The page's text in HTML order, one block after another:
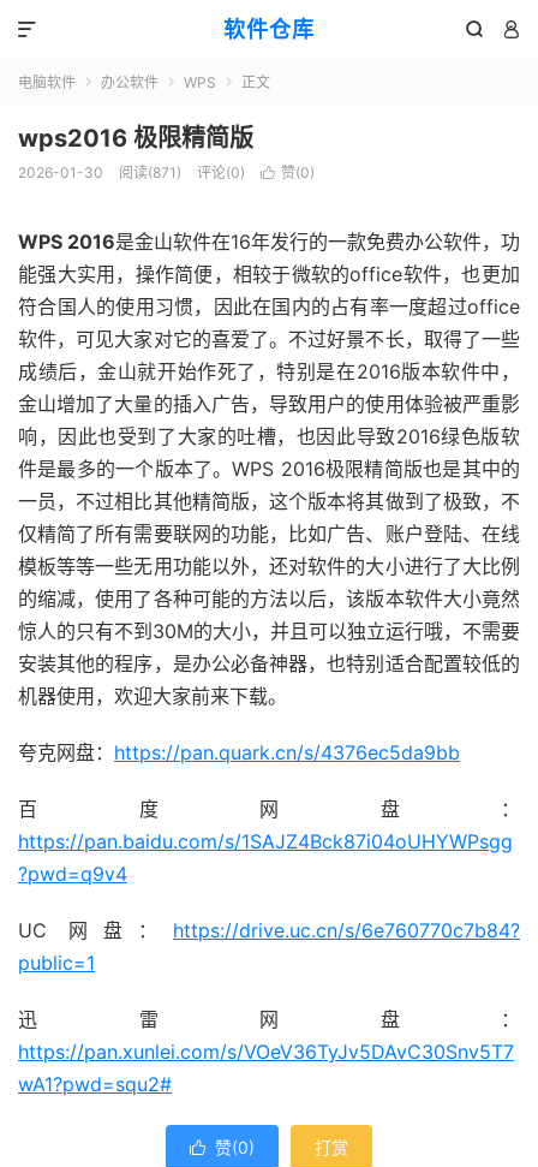
软件仓库  

电脑软件  办公软件  WPS  正文
wps2016 极限精简版
2026-01-30 阅读(871) 评论(0)  赞(0)
WPS 2016是金山软件在16年发行的一款免费办公软件，功
能强大实用，操作简便，相较于微软的office软件，也更加
符合国人的使用习惯，因此在国内的占有率一度超过office
软件，可见大家对它的喜爱了。不过好景不长，取得了一些
成绩后，金山就开始作死了，特别是在2016版本软件中，
金山增加了大量的插入广告，导致用户的使用体验被严重影
响，因此也受到了大家的吐槽，也因此导致2016绿色版软
件是最多的一个版本了。WPS 2016极限精简版也是其中的
一员，不过相比其他精简版，这个版本将其做到了极致，不
仅精简了所有需要联网的功能，比如广告、账户登陆、在线
模板等等一些无用功能以外，还对软件的大小进行了大比例
的缩减，使用了各种可能的方法以后，该版本软件大小竟然
惊人的只有不到30M的大小，并且可以独立运行哦，不需要
安装其他的程序，是办公必备神器，也特别适合配置较低的
机器使用，欢迎大家前来下载。
夸克网盘： https://pan.quark.cn/s/4376ec5da9bb
百度网盘：
https://pan.baidu.com/s/1SAJZ4Bck87i04oUHYWPsgg
?pwd=q9v4
UC 网盘： https://drive.uc.cn/s/6e760770c7b84?
public=1
迅雷网盘：
https://pan.xunlei.com/s/VOeV36TyJv5DAvC30Snv5T7
wA1?pwd=squ2#
 赞(0) 打赏